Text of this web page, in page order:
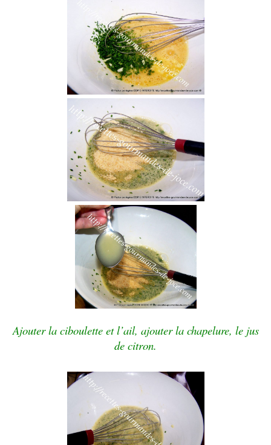
Ajouter la ciboulette et l’ail, ajouter la chapelure, le jus
de citron.